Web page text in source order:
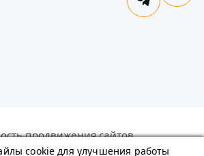
продвижения сайтов
обработки персональных
cookie для улучшения работы